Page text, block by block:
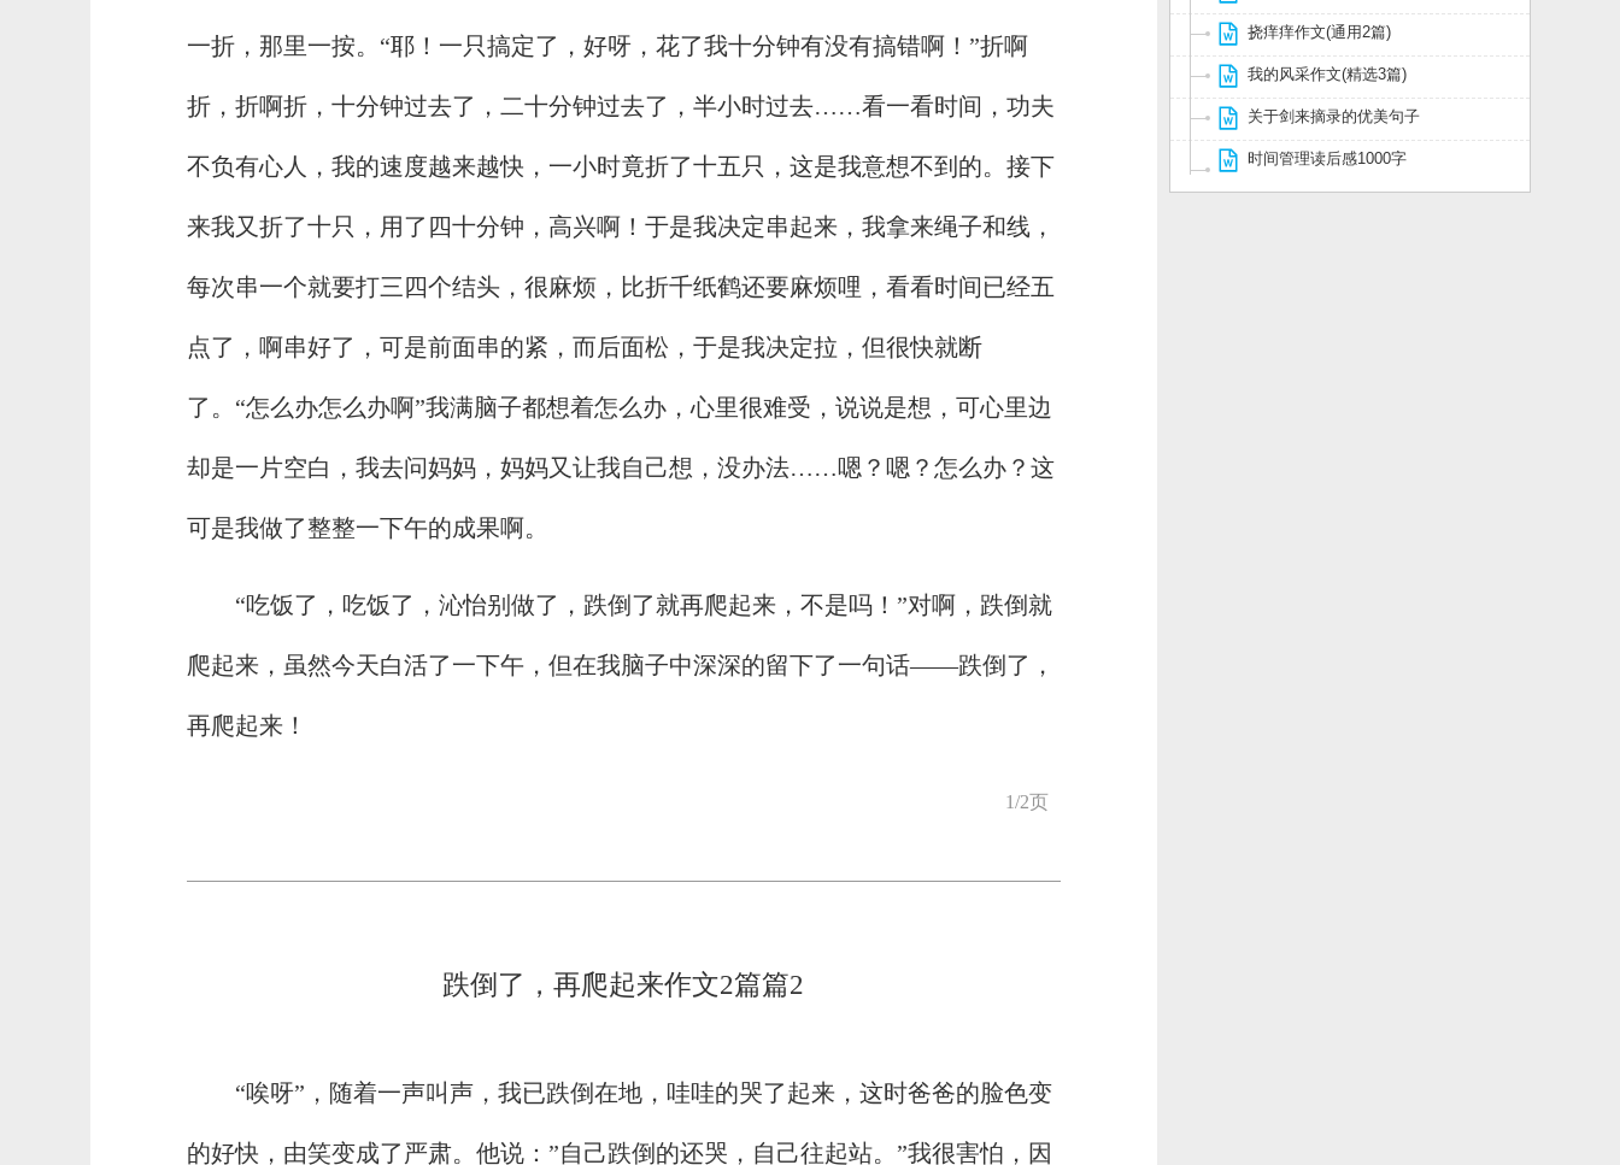
一折，那里一按。“耶！一只搞定了，好呀，花了我十分钟有没有搞错啊！”折啊
折，折啊折，十分钟过去了，二十分钟过去了，半小时过去……看一看时间，功夫
不负有心人，我的速度越来越快，一小时竟折了十五只，这是我意想不到的。接下
来我又折了十只，用了四十分钟，高兴啊！于是我决定串起来，我拿来绳子和线，
每次串一个就要打三四个结头，很麻烦，比折千纸鹤还要麻烦哩，看看时间已经五
点了，啊串好了，可是前面串的紧，而后面松，于是我决定拉，但很快就断
了。“怎么办怎么办啊”我满脑子都想着怎么办，心里很难受，说说是想，可心里边
却是一片空白，我去问妈妈，妈妈又让我自己想，没办法……嗯？嗯？怎么办？这
可是我做了整整一下午的成果啊。
“吃饭了，吃饭了，沁怡别做了，跌倒了就再爬起来，不是吗！”对啊，跌倒就
爬起来，虽然今天白活了一下午，但在我脑子中深深的留下了一句话——跌倒了，
再爬起来！
1/2页
跌倒了，再爬起来作文2篇篇2
“唉呀”，随着一声叫声，我已跌倒在地，哇哇的哭了起来，这时爸爸的脸色变
的好快，由笑变成了严肃。他说：”自己跌倒的还哭，自己往起站。”我很害怕，因
挠痒痒作文(通用2篇)
我的风采作文(精选3篇)
关于剑来摘录的优美句子
时间管理读后感1000字